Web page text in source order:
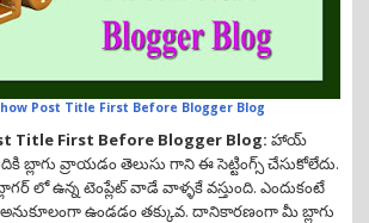
Post Title First Before Blogger Blog
Title First Before Blogger Blog: హాయ్
బ్లాగు వ్రాయడం తెలుసు గాని ఈ సెట్టింగ్స్ చేసుకోలేదు.
లో ఉన్న టెంప్లేట్ వాడే వాళ్ళకే వస్తుంది. ఎందుకంటే
అనుకూలంగా ఉండడం తక్కువ. దానికారణంగా మీ బ్లాగు